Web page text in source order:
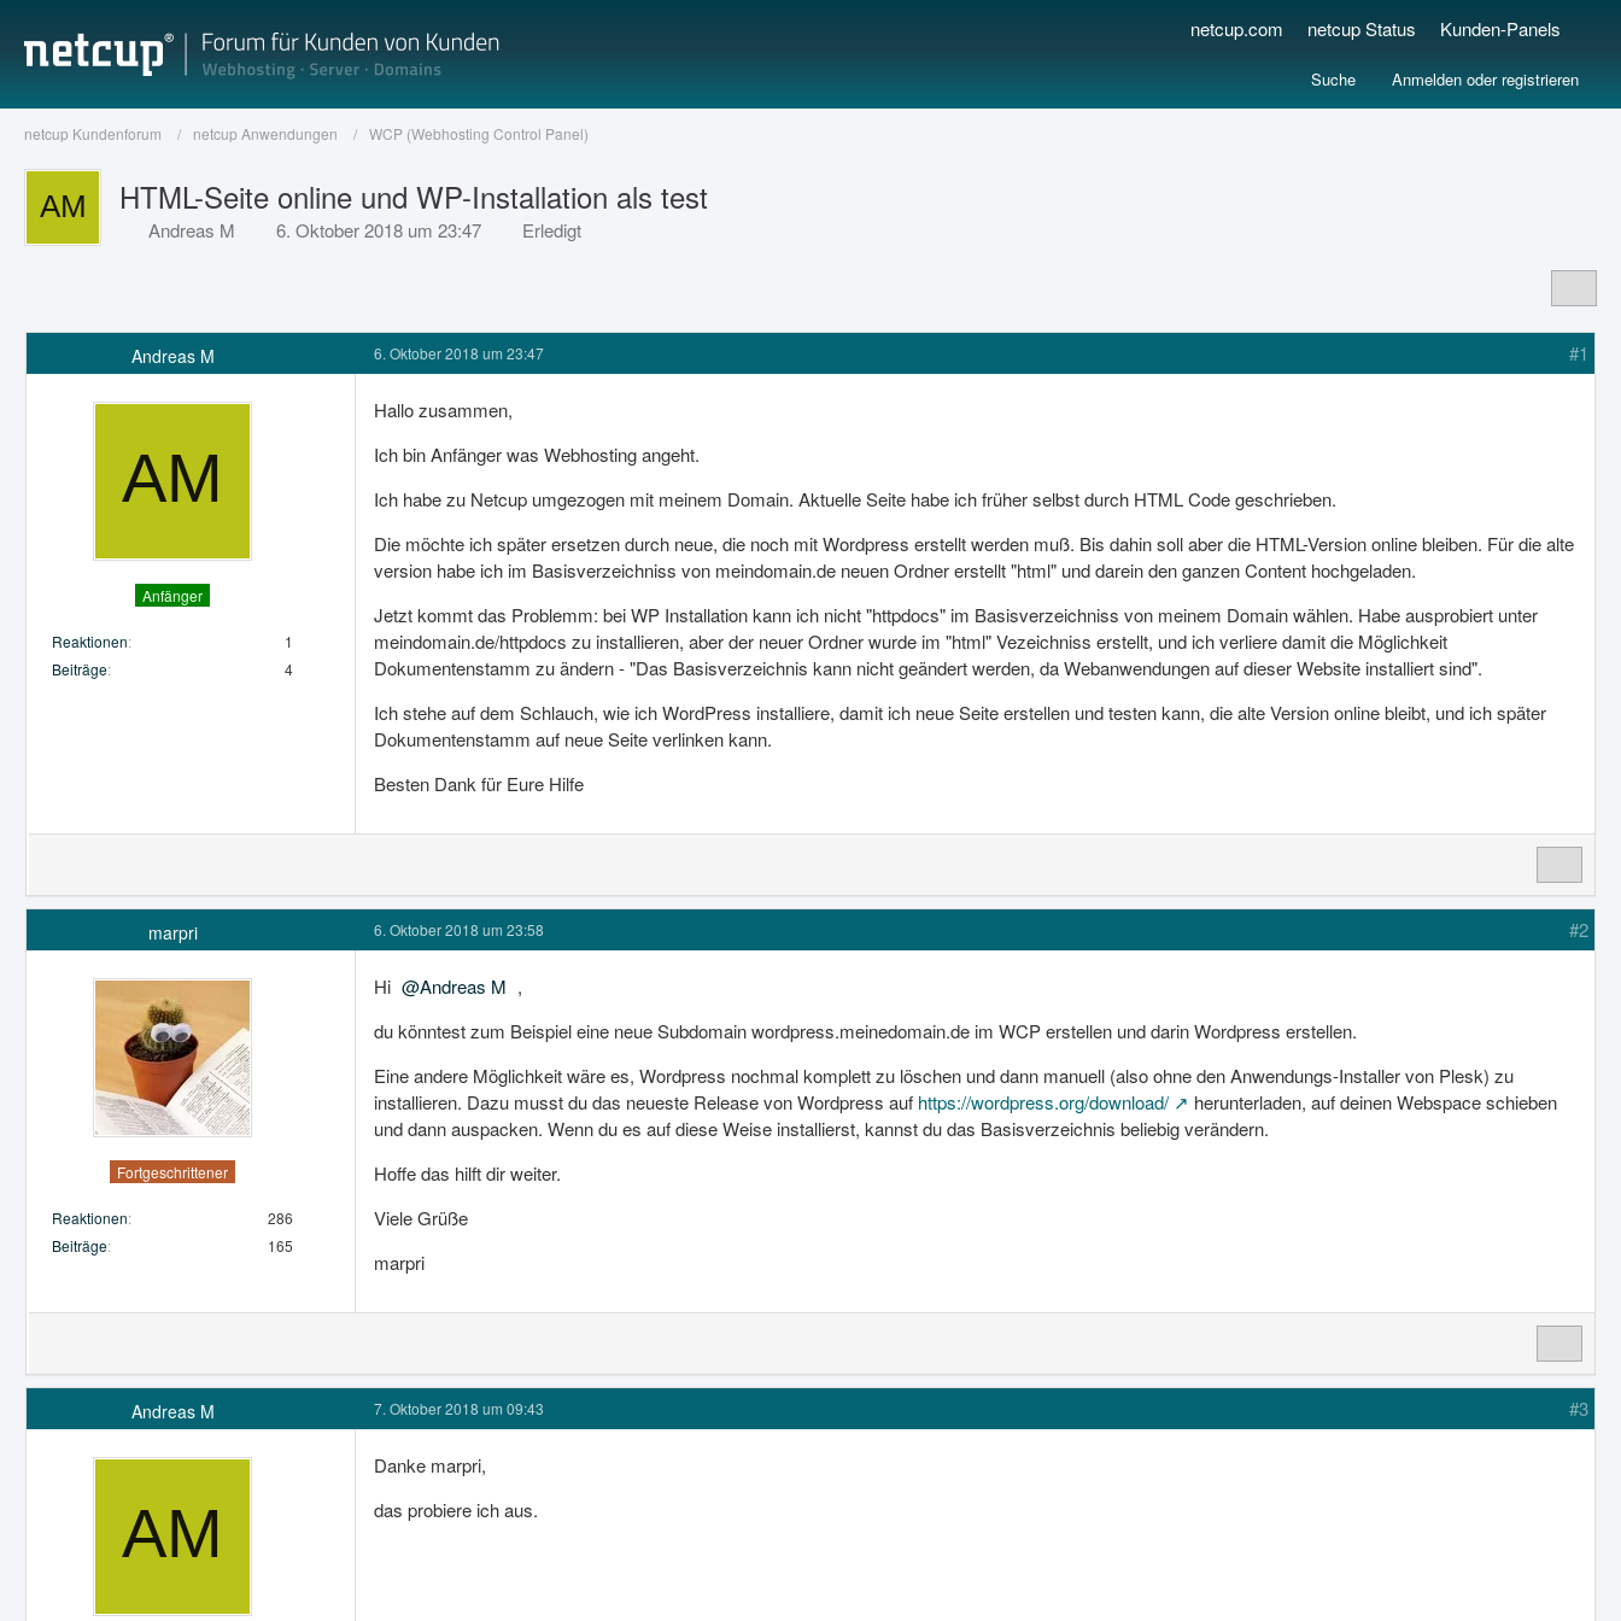
netcup.com netcup Status Kunden-Panels
Anmelden oder registrieren
Suche
netcup Kundenforum netcup Anwendungen WCP (Webhosting Control Panel)
HTML-Seite online und WP-Installation als test
Andreas M 6. Oktober 2018 um 23:47 Erledigt
Andreas M
Anfänger
Reaktionen
1
Beiträge
4
6. Oktober 2018 um 23:47 #1
Hallo zusammen,
Ich bin Anfänger was Webhosting angeht.
Ich habe zu Netcup umgezogen mit meinem Domain. Aktuelle Seite habe ich früher selbst durch HTML Code geschrieben.
Die möchte ich später ersetzen durch neue, die noch mit Wordpress erstellt werden muß. Bis dahin soll aber die HTML-Version online bleiben. Für die alte
version habe ich im Basisverzeichniss von meindomain.de neuen Ordner erstellt "html" und darein den ganzen Content hochgeladen.
Jetzt kommt das Problemm: bei WP Installation kann ich nicht "httpdocs" im Basisverzeichniss von meinem Domain wählen. Habe ausprobiert unter
meindomain.de/httpdocs zu installieren, aber der neuer Ordner wurde im "html" Vezeichniss erstellt, und ich verliere damit die Möglichkeit
Dokumentenstamm zu ändern - "Das Basisverzeichnis kann nicht geändert werden, da Webanwendungen auf dieser Website installiert sind".
Ich stehe auf dem Schlauch, wie ich WordPress installiere, damit ich neue Seite erstellen und testen kann, die alte Version online bleibt, und ich später
Dokumentenstamm auf neue Seite verlinken kann.
Besten Dank für Eure Hilfe
marpri
Fortgeschrittener
Reaktionen
286
Beiträge
165
6. Oktober 2018 um 23:58 #2
Hi Andreas M ,
du könntest zum Beispiel eine neue Subdomain wordpress.meinedomain.de im WCP erstellen und darin Wordpress erstellen.
Eine andere Möglichkeit wäre es, Wordpress nochmal komplett zu löschen und dann manuell (also ohne den Anwendungs-Installer von Plesk) zu
installieren. Dazu musst du das neueste Release von Wordpress auf https://wordpress.org/download/
herunterladen, auf deinen Webspace schieben
und dann auspacken. Wenn du es auf diese Weise installierst, kannst du das Basisverzeichnis beliebig verändern.
Hoffe das hilft dir weiter.
Viele Grüße
marpri
Andreas M 7. Oktober 2018 um 09:43 #3
Danke marpri,
das probiere ich aus.